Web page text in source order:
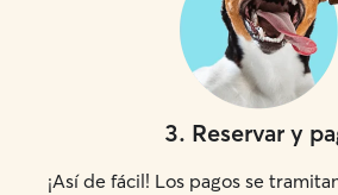
3. Reservar y
¡Así de fácil! Los pagos se